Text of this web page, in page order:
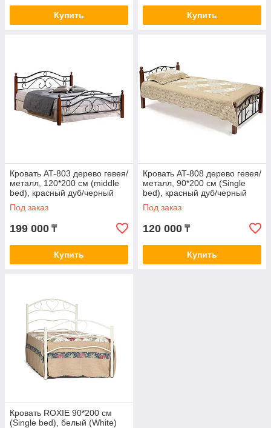
Купить Купить
Кровать AT-803 дерево гевея/
металл, 120*200 см (middle
bed), красный дуб/черный
Под заказ
199 000 ₸
Купить
Кровать AT-808 дерево гевея/
металл, 90*200 см (Single
bed), красный дуб/черный
Под заказ
120 000 ₸
Купить
Кровать ROXIE 90*200 см
(Single bed), белый (White)